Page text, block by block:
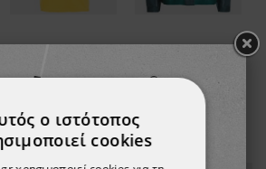
ΑΓΌΡΑΣΑΝ ΑΥΤΌ ΤΟ
ΕΠΊΣΗΣ:
ο ιστότοπος
cookies